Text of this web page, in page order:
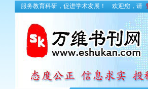
服务教育科研，促进学术发展！ 欢迎您，请